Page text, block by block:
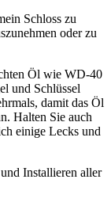
Schloss zu
oder zu
Öl wie WD-40
und Schlüssel
damit das Öl
Halten Sie auch
einige Lecks und
Installieren aller